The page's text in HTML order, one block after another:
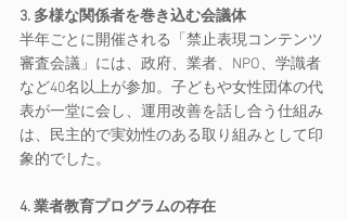
3. 多様な関係者を巻き込む会議体
半年ごとに開催される「禁止表現コンテンツ
審査会議」には、政府、業者、NPO、学識者
など40名以上が参加。子どもや女性団体の代
表が一堂に会し、運用改善を話し合う仕組み
は、民主的で実効性のある取り組みとして印
象的でした。
4. 業者教育プログラムの存在